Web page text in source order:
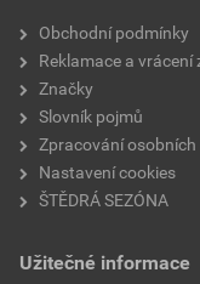
Velikost
faktor difuzního
materiálová báze
Obchodní podmínky
Reklamace a vrácení
Značky
Slovník pojmů
Zpracování osobních
Nastavení cookies
ŠTĚDRÁ SEZÓNA
Užitečné informace